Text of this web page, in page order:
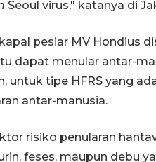
Seoul virus," katanya di
pesiar MV Hondius
dapat menular antar-
untuk tipe HFRS yang
antar-manusia.
risiko penularan
feses, maupun debu